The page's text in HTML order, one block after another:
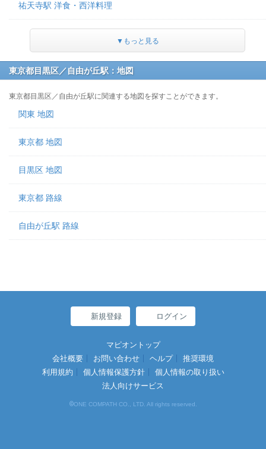
祐天寺駅 洋食・西洋料理
▼もっと見る
東京都目黒区／自由が丘駅：地図
東京都目黒区／自由が丘駅に関連する地図を探すことができます。
関東 地図
東京都 地図
目黒区 地図
東京都 路線
自由が丘駅 路線
新規登録 ログイン
マピオントップ
会社概要
お問い合わせ ヘルプ
推奨環境
利用規約
個人情報保護方針
個人情報の取り扱い
法人向けサービス
©ONE COMPATH CO., LTD. All rights reserved.